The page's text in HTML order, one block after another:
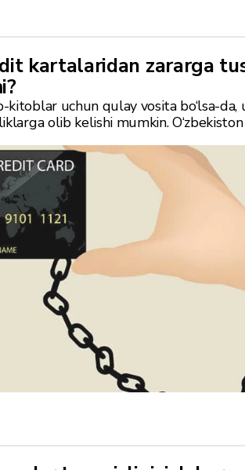
kartalaridan zararga
uchun qulay vosita bo‘lsa-da,
olib kelishi mumkin.
Bank — InFinBlack), biz kredit
ishlab chiqdik.